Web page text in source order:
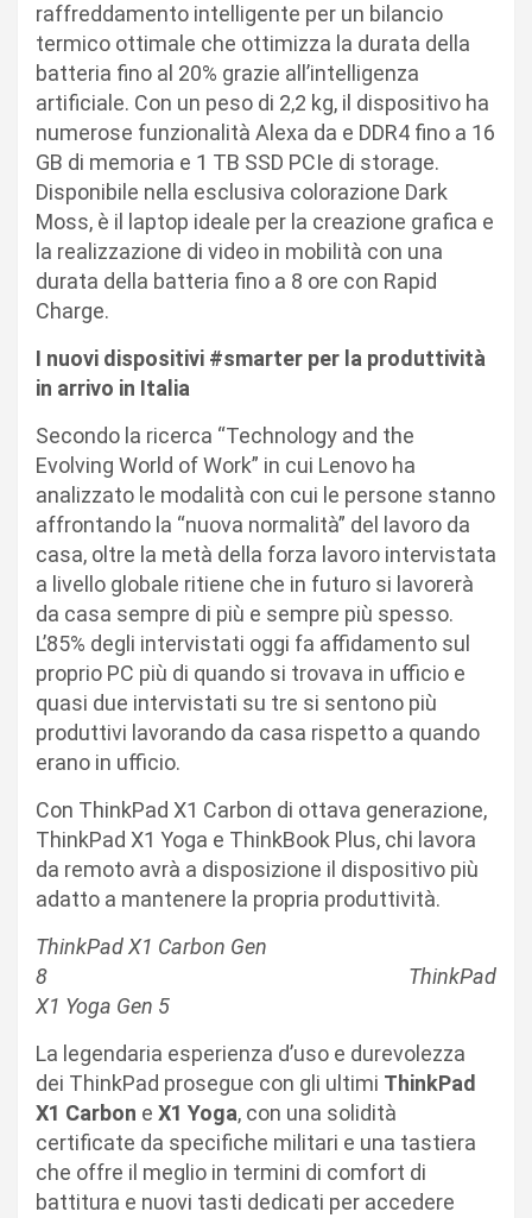
raffreddamento intelligente per un bilancio
termico ottimale che ottimizza la durata della
batteria fino al 20% grazie all’intelligenza
artificiale. Con un peso di 2,2 kg, il dispositivo ha
numerose funzionalità Alexa da e DDR4 fino a 16
GB di memoria e 1 TB SSD PCIe di storage.
Disponibile nella esclusiva colorazione Dark
Moss, è il laptop ideale per la creazione grafica e
la realizzazione di video in mobilità con una
durata della batteria fino a 8 ore con Rapid
Charge.
I nuovi dispositivi #smarter per la produttività
in arrivo in Italia
Secondo la ricerca “Technology and the
Evolving World of Work” in cui Lenovo ha
analizzato le modalità con cui le persone stanno
affrontando la “nuova normalità” del lavoro da
casa, oltre la metà della forza lavoro intervistata
a livello globale ritiene che in futuro si lavorerà
da casa sempre di più e sempre più spesso.
L’85% degli intervistati oggi fa affidamento sul
proprio PC più di quando si trovava in ufficio e
quasi due intervistati su tre si sentono più
produttivi lavorando da casa rispetto a quando
erano in ufficio.
Con ThinkPad X1 Carbon di ottava generazione,
ThinkPad X1 Yoga e ThinkBook Plus, chi lavora
da remoto avrà a disposizione il dispositivo più
adatto a mantenere la propria produttività.
ThinkPad X1 Carbon Gen
8 ThinkPad
X1 Yoga Gen 5
La legendaria esperienza d’uso e durevolezza
dei ThinkPad prosegue con gli ultimi ThinkPad
X1 Carbon e X1 Yoga, con una solidità
certificate da specifiche militari e una tastiera
che offre il meglio in termini di comfort di
battitura e nuovi tasti dedicati per accedere